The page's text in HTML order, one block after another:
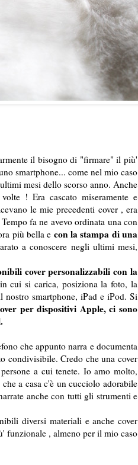
il bisogno di "firmare" il più'
smartphone... come nel mio caso
mesi dello scorso anno. Anche
! Era cascato miseramente e
le mie precedenti cover , era
fa ne avevo ordinata una con
più bella e con la stampa di una
a conoscere negli ultimi mesi,
cover personalizzabili con la
cui si carica, posiziona la foto, la
nostro smartphone, iPad e iPod. Si
per dispositivi Apple, ci sono
che appunto narra e documenta
condivisibile. Credo che una cover
a cui tenete. Io amo molto,
a casa c'è un cucciolo adorabile
anche con tutti gli strumenti e
diversi materiali e anche cover
funzionale , almeno per il mio caso